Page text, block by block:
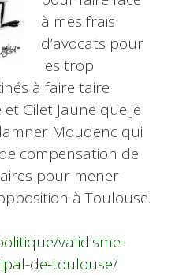
à mes frais
d’avocats pour
les trop
à faire taire
et Gilet Jaune que je
Moudenc qui
compensation de
pour mener
à Toulouse.
validisme-
de-toulouse/